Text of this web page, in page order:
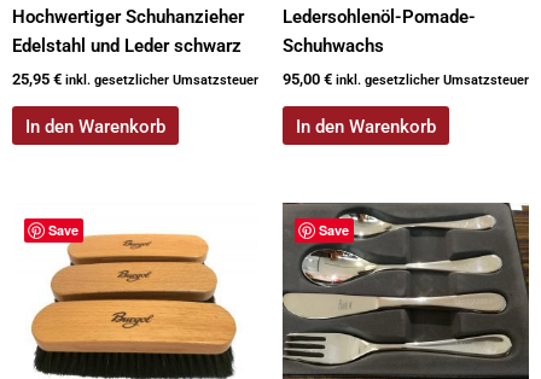
Hochwertiger Schuhanzieher
Edelstahl und Leder schwarz
25,95 € inkl. gesetzlicher Umsatzsteuer
In den Warenkorb
Ledersohlenöl-Pomade-
Schuhwachs
95,00 € inkl. gesetzlicher Umsatzsteuer
In den Warenkorb
Save Save